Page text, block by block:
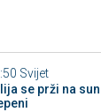
Svijet
se prži na